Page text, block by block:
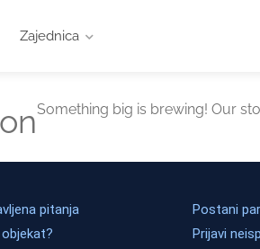
Zajednica
Something big is brewing! Our
pitanja
Postani
Prijavi